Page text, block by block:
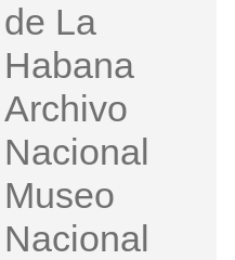
de La
Habana
Archivo
Nacional
Museo
Nacional